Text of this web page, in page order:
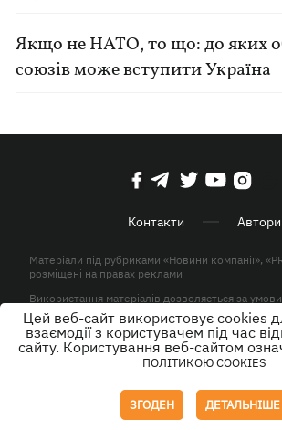
Якщо не НАТО, то що: до яких
союзів може вступити Україна
Контакти Автори
Матеріали під рубриками «Новини компанії»,
розміщені на правах реклами
Використання матеріалів дозволяється за
активного гіперпосилання на KP.UA в першому
© ТОВ «ЮЛАВ МЕДІА» 2026. Всі права захищені.
Цей веб-сайт використовує cookies
взаємодії з користувачем під час
сайту. Користування веб-сайтом
ПОЛІТИКОЮ COOKIES
ЗГОДЕН ДЕТАЛЬНІШЕ